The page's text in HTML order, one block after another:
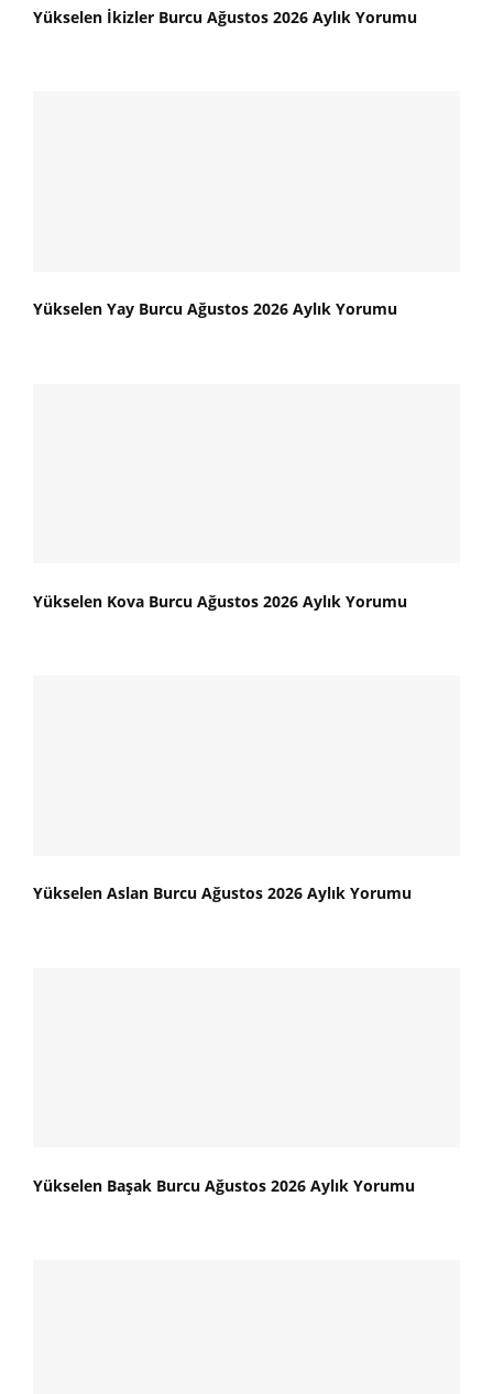
Yükselen İkizler Burcu Ağustos 2026 Aylık Yorumu
Yükselen Yay Burcu Ağustos 2026 Aylık Yorumu
Yükselen Kova Burcu Ağustos 2026 Aylık Yorumu
Yükselen Aslan Burcu Ağustos 2026 Aylık Yorumu
Yükselen Başak Burcu Ağustos 2026 Aylık Yorumu